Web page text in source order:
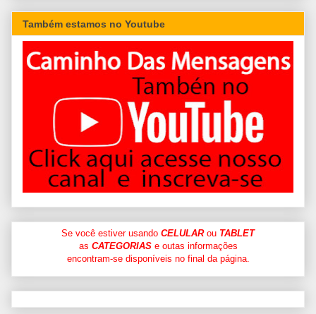
Também estamos no Youtube
Se você estiver usando CELULARou TABLET
as CATEGORIASe outas informações
encontram-se disponíveis no final da página.